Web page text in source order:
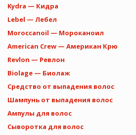
Kydra — Кидра
Lebel — Лебел
Moroccanoil — Мороканоил
American Crew — Американ Крю
Revlon — Ревлон
Biolage — Биолаж
Средство от выпадения волос
Шампунь от выпадения волос
Ампулы для волос
Сыворотка для волос